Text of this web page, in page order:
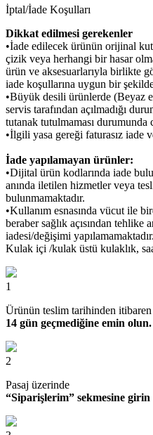
İptal/İade Koşulları
Dikkat edilmesi gerekenler
•İade edilecek ürünün orijinal
çizik veya herhangi bir hasar
ürün ve aksesuarlarıyla birlikte
iade koşullarına uygun bir
•Büyük desili ürünlerde (Beyaz
servis tarafından açılmadığı
tutanak tutulmaması
•İlgili yasa gereği faturasız iade
İade yapılamayan ürünler:
•Dijital ürün kodlarında iade
anında iletilen hizmetler veya
bulunmamaktadır.
•Kullanım esnasında vücut ile
beraber sağlık açısından tehlike
iadesi/değişimi
Kulak içi /kulak üstü kulaklık,
1
Ürünün teslim tarihinden itibaren
14 gün geçmediğine emin olun.
2
Pasaj üzerinde
“Siparişlerim” sekmesine girin